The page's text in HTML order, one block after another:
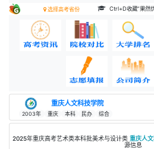
选择高考省份 Ctrl+D收藏“果然
重庆人文科技学院
2003年 重庆 本科 民办 综合
2025年重庆高考艺术类本科批美术与设计类 重庆人
源信息